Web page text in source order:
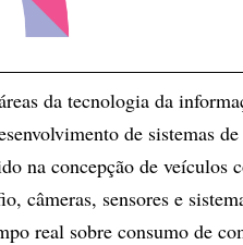
da tecnologia da
de sistemas
na concepção de
câmeras, sensores e
real sobre consumo de